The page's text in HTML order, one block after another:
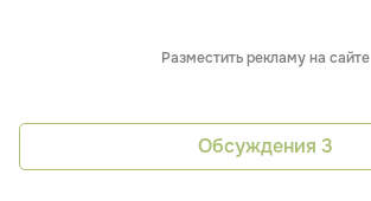
Разместить рекламу на сайте
Обсуждения 3